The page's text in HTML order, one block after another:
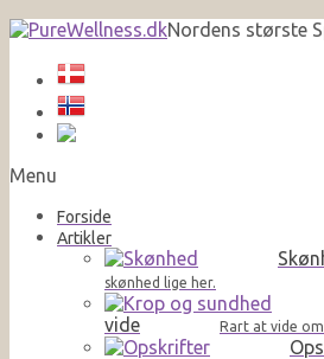
Nordens største
Menu
Forside
Artikler
skønhed lige her.
vide
Rart at vide